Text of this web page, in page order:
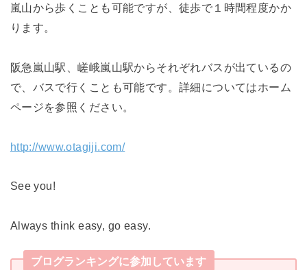
嵐山から歩くことも可能ですが、徒歩で１時間程度かか
ります。
阪急嵐山駅、嵯峨嵐山駅からそれぞれバスが出ているの
で、バスで行くことも可能です。詳細についてはホーム
ページを参照ください。
http://www.otagiji.com/
See you!
Always think easy, go easy.
ブログランキングに参加しています